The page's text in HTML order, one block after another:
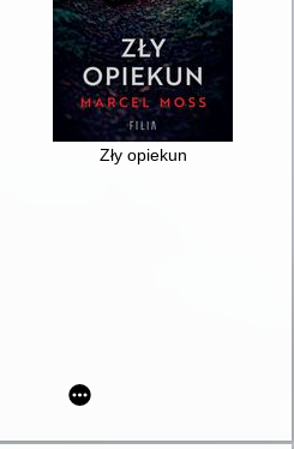
książka o piłce nożnej
Zły opiekun